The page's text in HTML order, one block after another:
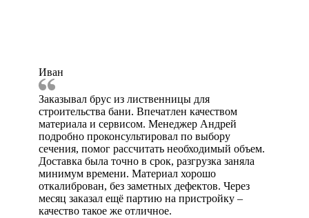
Иван
Заказывал брус из лиственницы для
строительства бани. Впечатлен качеством
материала и сервисом. Менеджер Андрей
подробно проконсультировал по выбору
сечения, помог рассчитать необходимый объем.
Доставка была точно в срок, разгрузка заняла
минимум времени. Материал хорошо
откалиброван, без заметных дефектов. Через
месяц заказал ещё партию на пристройку –
качество такое же отличное.